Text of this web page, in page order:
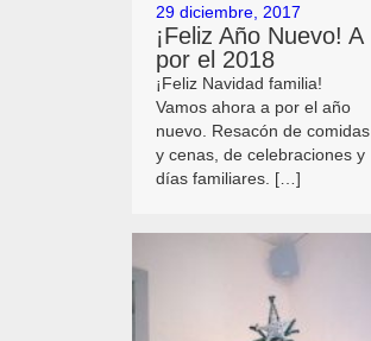
29 diciembre, 2017
¡Feliz Año Nuevo! A
por el 2018
¡Feliz Navidad familia!
Vamos ahora a por el año
nuevo. Resacón de comidas
y cenas, de celebraciones y
días familiares. […]